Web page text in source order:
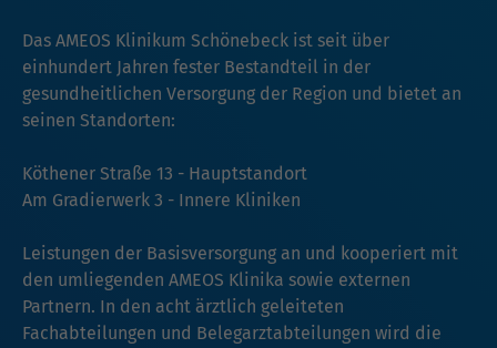
Das AMEOS Klinikum Schönebeck ist seit über
einhundert Jahren fester Bestandteil in der
gesundheitlichen Versorgung der Region und bietet an
seinen Standorten:
Köthener Straße 13 - Hauptstandort
Am Gradierwerk 3 - Innere Kliniken
Leistungen der Basisversorgung an und kooperiert mit
den umliegenden AMEOS Klinika sowie externen
Partnern. In den acht ärztlich geleiteten
Fachabteilungen und Belegarztabteilungen wird die